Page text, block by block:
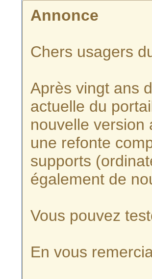
Annonce
Chers usagers
Après vingt ans
actuelle du
nouvelle version
une refonte
supports
également de
Vous pouvez
En vous